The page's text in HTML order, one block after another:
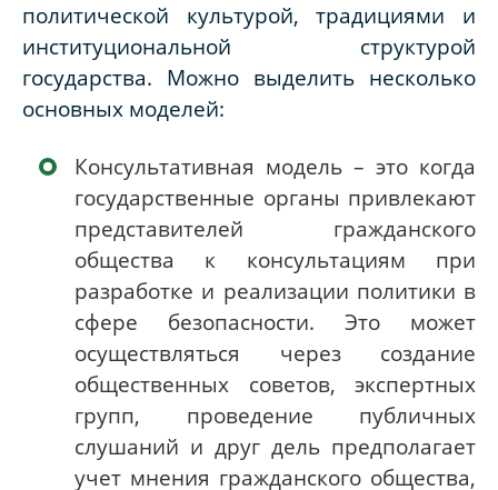
политической культурой, традициями и
институциональной структурой
государства. Можно выделить несколько
основных моделей:
Консультативная модель – это когда
государственные органы привлекают
представителей гражданского
общества к консультациям при
разработке и реализации политики в
сфере безопасности. Это может
осуществляться через создание
общественных советов, экспертных
групп, проведение публичных
слушаний и друг дель предполагает
учет мнения гражданского общества,